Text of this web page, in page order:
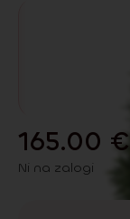
165.00 €
Ni na zalogi